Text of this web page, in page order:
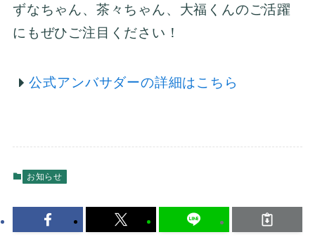
ずなちゃん、茶々ちゃん、大福くんのご活躍
にもぜひご注目ください！
公式アンバサダーの詳細はこちら
お知らせ